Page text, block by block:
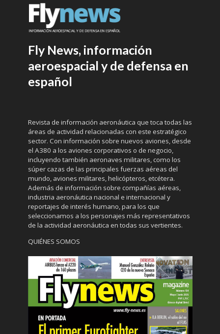
Fly News, información
aeroespacial y de defensa en
español
Revista de información aeronáutica que toca todas las
áreas de actividad relacionadas con este estratégico
sector. Con información sobre nuevos aviones, desde
el A380 a los aviones corporativos o de negocio,
incluyendo también aeronaves militares, como los
súper cazas de las principales fuerzas aéreas del
mundo, aviones militares, helicópteros, etcétera.
Además de información sobre compañías aéreas,
industria aeronáutica nacional e internacional y
reportajes de interés humano, para los que
seleccionamos a los personajes más representativos
de la actividad aeronáutica en todas sus vertientes.
QUIÉNES SOMOS